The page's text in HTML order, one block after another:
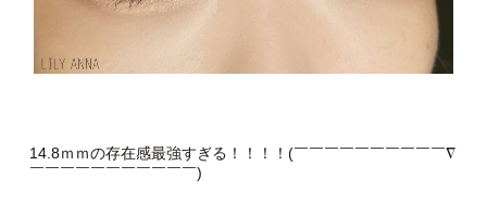
14.8ｍｍの存在感最強すぎる！！！！(￣￣￣￣￣￣￣￣￣￣∇
￣￣￣￣￣￣￣￣￣￣￣)